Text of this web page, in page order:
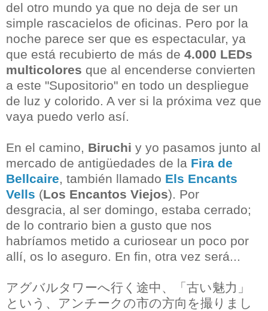
del otro mundo ya que no deja de ser un
simple rascacielos de oficinas. Pero por la
noche parece ser que es espectacular, ya
que está recubierto de más de 4.000 LEDs
multicolores que al encenderse convierten
a este "Supositorio" en todo un despliegue
de luz y colorido. A ver si la próxima vez que
vaya puedo verlo así.
En el camino, Biruchi y yo pasamos junto al
mercado de antigüedades de la Fira de
Bellcaire, también llamado Els Encants
Vells (Los Encantos Viejos). Por
desgracia, al ser domingo, estaba cerrado;
de lo contrario bien a gusto que nos
habríamos metido a curiosear un poco por
allí, os lo aseguro. En fin, otra vez será...
アグバルタワーへ行く途中、「古い魅力」
という、アンチークの市の方向を撮りまし